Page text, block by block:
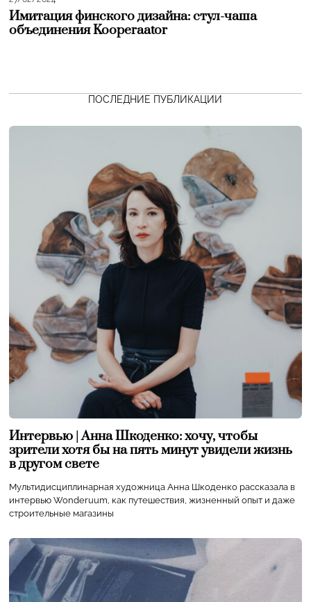
Имитация финского дизайна: стул-чаша
объединения Kooperaator
ПОСЛЕДНИЕ ПУБЛИКАЦИИ
Интервью | Анна Шкоденко: хочу, чтобы
зрители хотя бы на пять минут увидели жизнь
в другом свете
Мультидисциплинарная художница Анна Шкоденко рассказала в
интервью Wonderuum, как путешествия, жизненный опыт и даже
строительные магазины